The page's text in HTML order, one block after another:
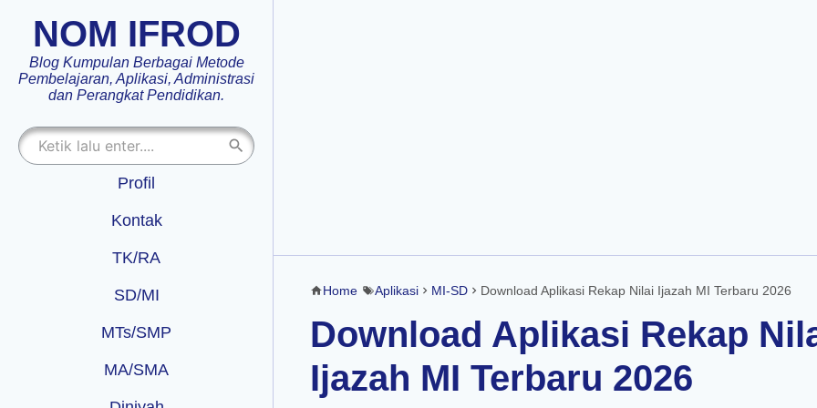
NOM IFROD
Blog Kumpulan Berbagai Metode
Pembelajaran, Aplikasi, Administrasi
dan Perangkat Pendidikan.
Profil
Kontak
TK/RA
SD/MI
MTs/SMP
MA/SMA
Home Aplikasi MI-SD Download Aplikasi Rekap Nilai Ijazah MI Terbaru 2026
Download Aplikasi Rekap
Ijazah MI Terbaru 2026